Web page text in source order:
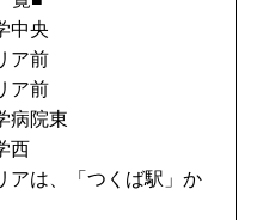
中央
ア前
ア前
病院東
西
アは、「つくば駅」か